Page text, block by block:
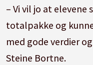
– Vi vil jo at elevene
totalpakke og
med gode verdier
Steine Bortne.